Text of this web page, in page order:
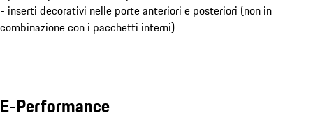
- inserti decorativi nelle porte anteriori e posteriori (non in
combinazione con i pacchetti interni)
E-Performance